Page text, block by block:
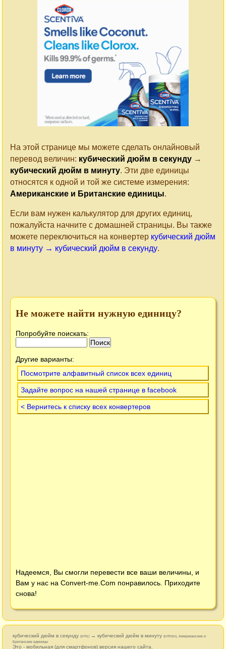
На этой странице мы можете сделать онлайновый
перевод величин: кубический дюйм в секунду →
кубический дюйм в минуту. Эти две единицы
относятся к одной и той же системе измерения:
Американские и Британские единицы.
Если вам нужен калькулятор для других единиц,
пожалуйста начните с домашней страницы. Вы также
можете переключиться на конвертер кубический дюйм
в минуту → кубический дюйм в секунду.
Не можете найти нужную единицу?
Попробуйте поискать:
Другие варианты:
Посмотрите алфавитный список всех единиц
Задайте вопрос на нашей странице в facebook
< Вернитесь к списку всех конвертеров
Надеемся, Вы смогли перевести все ваши величины, и
Вам у нас на Convert-me.Com понравилось. Приходите
снова!
кубический дюйм в секунду (in³/s) → кубический дюйм в минуту (in³/min), Американские и
Британские единицы
Это - мобильная (для смартфонов) версия нашего сайта.